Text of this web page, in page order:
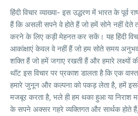
हिंदी विचार व्याख्या- इस उद्धरण में भारत के पूर्व
हैं कि असली सपने वे होते हैं जो हमें सोने नहीं देते
करने के लिए कड़ी मेहनत कर सकें। यह हिंदी
आकांक्षाएं केवल वे नहीं हैं जो हम सोते समय
शक्ति हैं जो हमें जगाए रखती हैं और हमारे लक्ष्यों
थॉट इस विचार पर प्रकाश डालता है कि एक
हमारे जुनून और कल्पना को पकड़ लेता है, हमें
मजबूर करता है, भले ही हम थका हुआ या निराश
के सपने अक्सर गहरे व्यक्तिगत और सार्थक होते